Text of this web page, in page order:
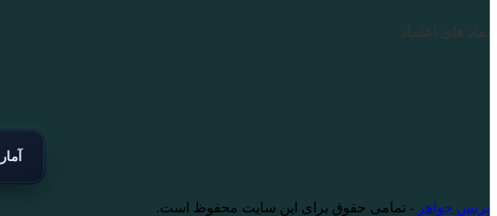
نماد های اعتماد
پرنس جواهر - تمامی حقوق برای این سایت محفوظ است.